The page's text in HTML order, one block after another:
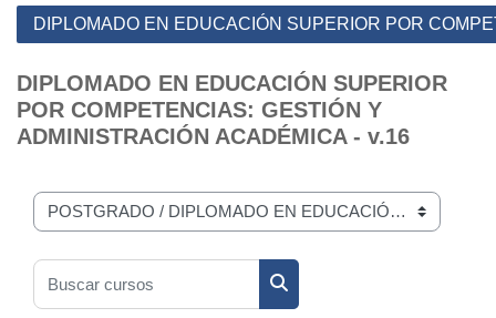
DIPLOMADO EN EDUCACIÓN SUPERIOR POR
DIPLOMADO EN EDUCACIÓN SUPERIOR
POR COMPETENCIAS: GESTIÓN Y
ADMINISTRACIÓN ACADÉMICA - v.16
Categorías
Buscar cursos